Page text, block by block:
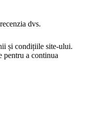
dvs.
și condițiile site-ului.
pentru a continua